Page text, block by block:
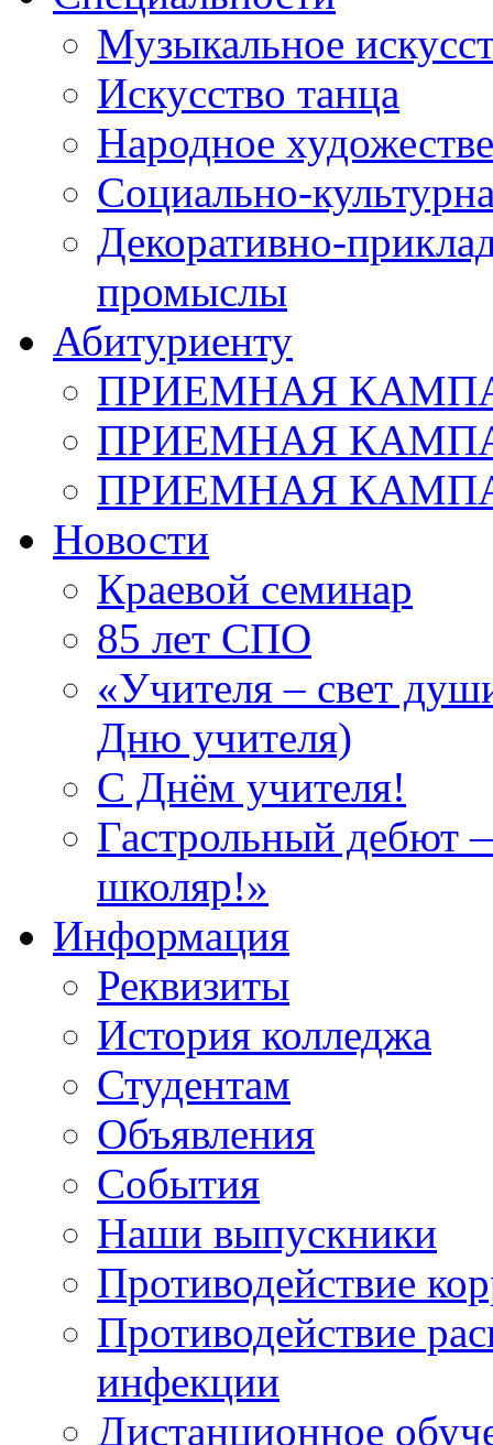
Музыкальное
Искусство танца
Народное
Социально-
Декоративно-
промыслы
Абитуриенту
ПРИЕМНАЯ
ПРИЕМНАЯ
ПРИЕМНАЯ
Новости
Краевой семинар
85 лет СПО
«Учителя – свет
Дню учителя)
С Днём учителя!
Гастрольный дебют
школяр!»
Информация
Реквизиты
История колледжа
Студентам
Объявления
События
Наши выпускники
Противодействие
Противодействие
инфекции
Дистанционное